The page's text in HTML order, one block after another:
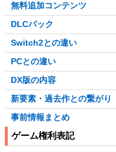
無料追加コンテンツ
DLCパック
Switch2との違い
PCとの違い
DX版の内容
新要素・過去作との繋がり
事前情報まとめ
ゲーム権利表記